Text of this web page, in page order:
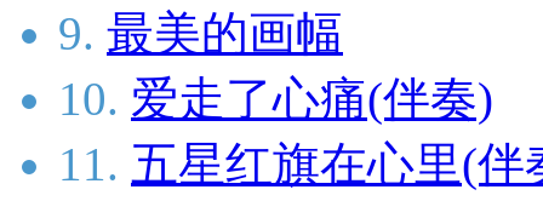
9. 最美的画幅
10. 爱走了心痛(伴奏)
11. 五星红旗在心里(伴